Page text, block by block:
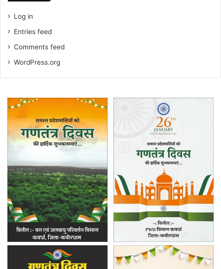
Log in
Entries feed
Comments feed
WordPress.org